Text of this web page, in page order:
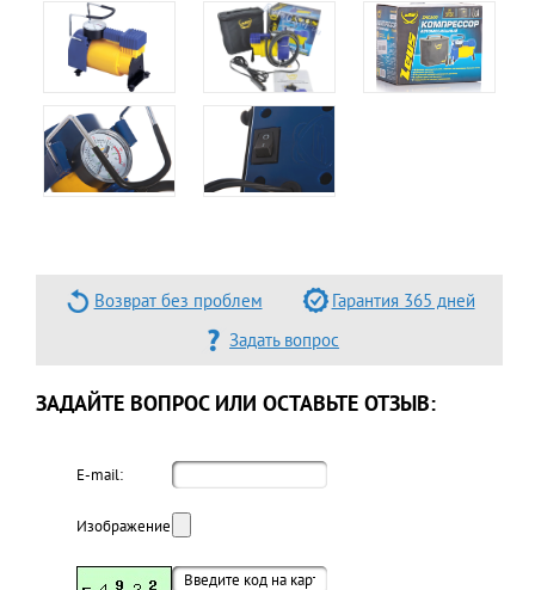
Возврат без проблем
Гарантия 365 дней
Задать вопрос
ЗАДАЙТЕ ВОПРОС ИЛИ ОСТАВЬТЕ ОТЗЫВ:
E-mail:
Изображение: